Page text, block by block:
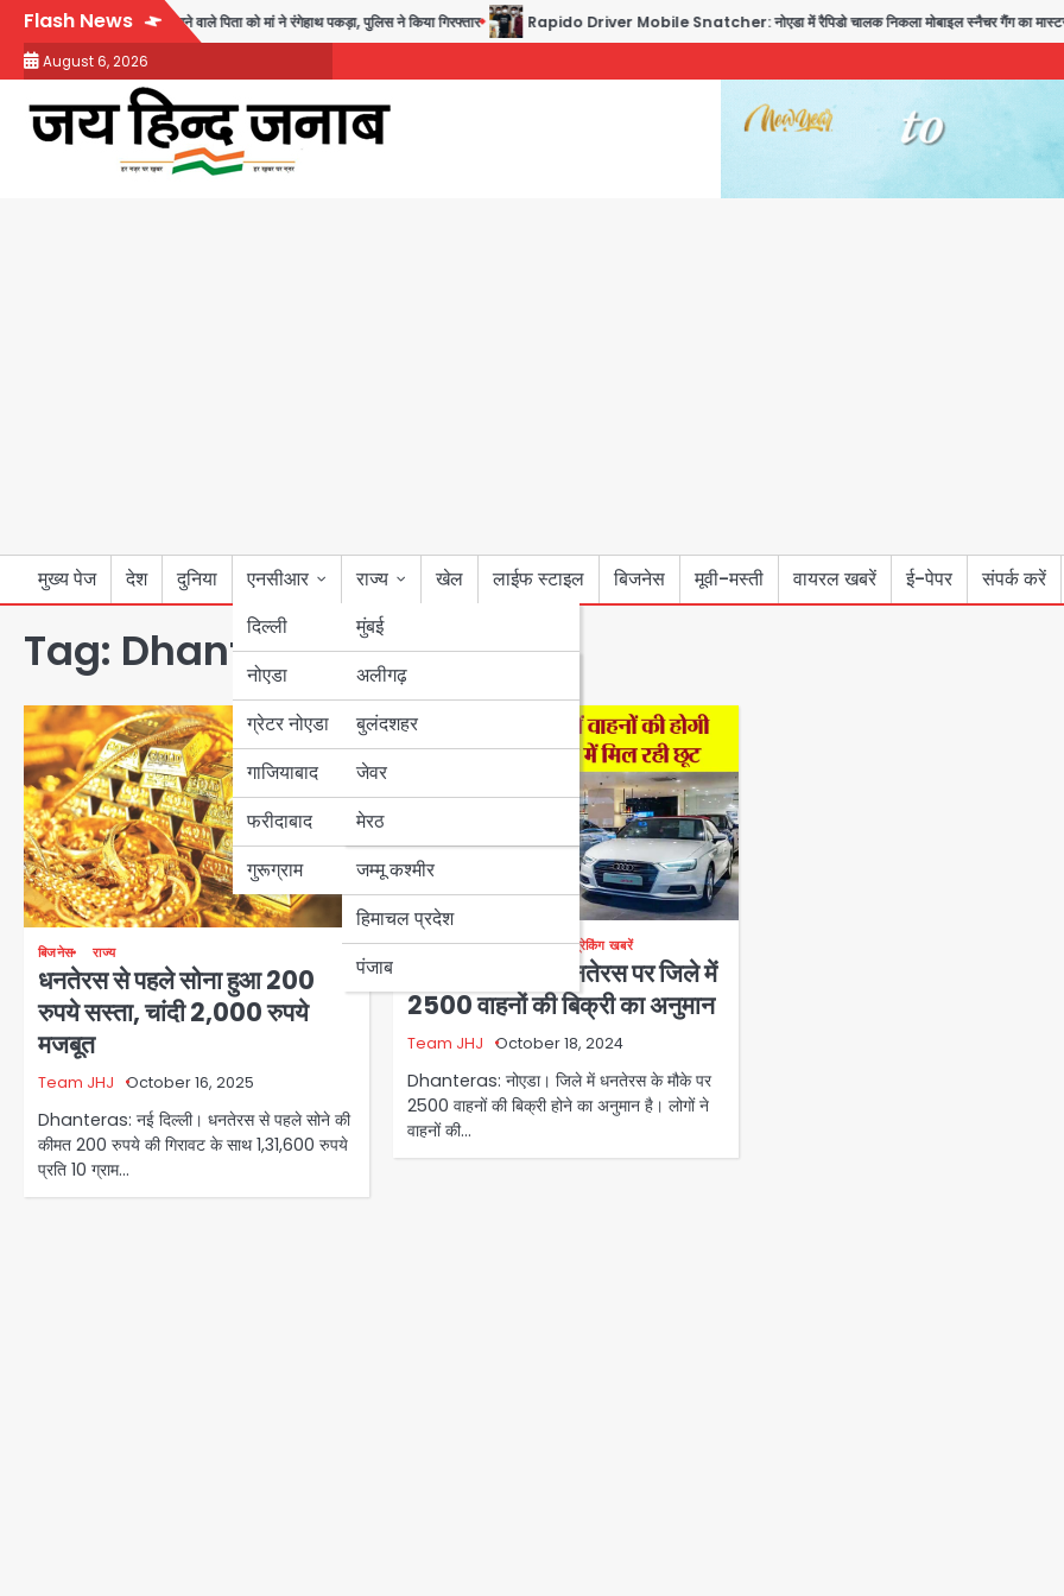
Skip
content
Flash News
हरकत करने वाले पिता को मां ने रंगेहाथ पकड़ा, पुलिस ने किया गिरफ्तार Rapido Driver Mobile Snatcher: नोएडा में रैपिडो चालक निकला मोबाइल स्नैचर गैंग का मास्टरमाइंड,
August 6, 2026
मुख्य पेज देश दुनिया
एनसीआर
दिल्ली
नोएडा
ग्रेटर नोएडा
गाजियाबाद
फरीदाबाद
गुरूग्राम
राज्य
मुंबई
उत्तर प्रदेश
अलीगढ़
बुलंदशहर
जेवर
मेरठ
बिहार
पंजाब
हरियाणा
जम्मू कश्मीर
हिमाचल प्रदेश
पंजाब
खेल लाईफ स्टाइल बिजनेस मूवी-मस्ती वायरल खबरें ई-पेपर संपर्क करें
Tag: Dhanteras
बिजनेस राज्य
धनतेरस से पहले सोना हुआ 200
रुपये सस्‍ता, चांदी 2,000 रुपये
मजबूत
Team JHJ October 16, 2025
Dhanteras: नई दिल्‍ली। धनतेरस से पहले सोने की
कीमत 200 रुपये की गिरावट के साथ 1,31,600 रुपये
प्रति 10 ग्राम…
एनसीआर नोएडा बिजनेस ब्रेकिंग खबरें
Dhanteras: धनतेरस पर जिले में
2500 वाहनों की बिक्री का अनुमान
Team JHJ October 18, 2024
Dhanteras: नोएडा। जिले में धनतेरस के मौके पर
2500 वाहनों की बिक्री होने का अनुमान है। लोगों ने
वाहनों की…